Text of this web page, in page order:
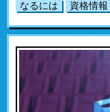
なるには 資格情報